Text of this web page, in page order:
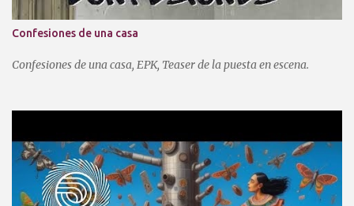
Confesiones de una casa
Confesiones de una casa, EPK, Teaser de la puesta en escena.